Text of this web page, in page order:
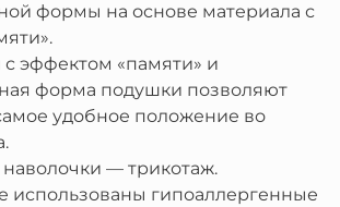
формы на основе материала с
эффектом «памяти» и
форма подушки позволяют
удобное положение во
наволочки — трикотаж.
использованы гипоаллергенные